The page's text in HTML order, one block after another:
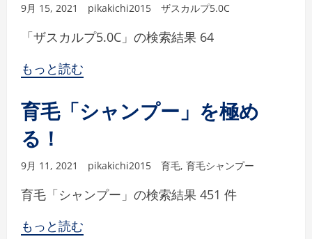
9月 15, 2021 pikakichi2015 ザスカルプ5.0C
「ザスカルプ5.0C」の検索結果 64
もっと読む
育毛「シャンプー」を極め
る！
9月 11, 2021 pikakichi2015 育毛, 育毛シャンプー
育毛「シャンプー」の検索結果 451 件
もっと読む